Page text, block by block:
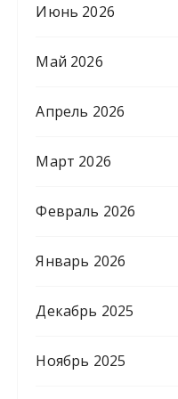
Июнь 2026
Май 2026
Апрель 2026
Март 2026
Февраль 2026
Январь 2026
Декабрь 2025
Ноябрь 2025